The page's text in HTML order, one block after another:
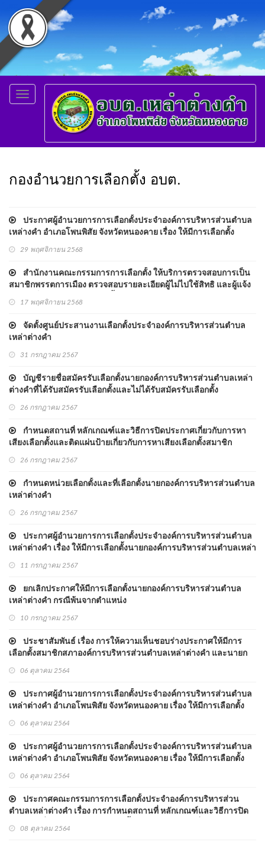
Toggle
navigation
กองอำนวยการเลือกตั้ง อบต.
ประกาศผู้อำนวยการการเลือกตั้งประจำองค์การบริหารส่วนตำบล
เหล่างคำ อำเภอโพนพิสัย จังหวัดหนองคาย เรื่อง ให้มีการเลือกตั้ง
สมาชิกสภาองค์การบริหารส่วนตำบลเหล่าต่างคำ
29 พฤศจิกายน 2568
สำนักงานคณะกรรมการการเลือกตั้ง ให้บริการตรวจสอบการเป็น
สมาชิกพรรตการเมือง ตรวจสอบรายละเอียดผู้ไม่ไปใช้สิทธิ และผู้แจ้ง
เหตุจำเป็นไม่ไปใช้สิทธิเลือกตั้ง
17 พฤศจิกายน 2568
จัดตั้งศูนย์ประสานงานเลือกตั้งประจำองค์การบริหารส่วนตำบล
เหล่าต่างคำ
31 กรกฎาคม 2567
บัญชีรายชื่อสมัครรับเลือกตั้งนายกองค์การบริหารส่วนตำบลเหล่า
ต่างคำที่ได้รับสมัครรับเลือกตั้งและไม่ได้รับสมัครรับเลือกตั้ง
26 กรกฎาคม 2567
กำหนดสถานที่ หลักเกณฑ์และวิธีการปิดประกาศเกี่ยวกับการหา
เสียงเลือกตั้งและติดแผ่นป้ายเกี่ยวกับการหาเสียงเลือกตั้งสมาชิก
26 กรกฎาคม 2567
กำหนดหน่วยเลือกตั้งและที่เลือกตั้งนายกองค์การบริหารส่วนตำบล
เหล่าต่างคำ
26 กรกฎาคม 2567
ประกาศผู้อำนวยการการเลือกตั้งประจำองค์การบริหารส่วนตำบล
เหล่าต่างคำ เรื่อง ให้มีการเลือกตั้งนายกองค์การบริหารส่วนตำบลเหล่า
11 กรกฎาคม 2567
ยกเลิกประกาศให้มีการเลือกตั้งนายกองค์การบริหารส่วนตำบล
เหล่าต่างคำ กรณีพ้นจากตำแหน่ง
10 กรกฎาคม 2567
ประชาสัมพันธ์ เรื่อง การให้ความเห็นชอบร่างประกาศให้มีการ
เลือกตั้งสมาชิกสภาองค์การบริหารส่วนตำบลเหล่าต่างคำ และนายก
06 ตุลาคม 2564
ประกาศผู้อำนวยการการเลือกตั้งประจำองค์การบริหารส่วนตำบล
เหล่าต่างคำ อำเภอโพนพิสัย จังหวัดหนองคาย เรื่อง ให้มีการเลือกตั้ง
06 ตุลาคม 2564
ประกาศผู้อำนวยการการเลือกตั้งประจำองค์การบริหารส่วนตำบล
เหล่าต่างคำ อำเภอโพนพิสัย จังหวัดหนองคาย เรื่อง ให้มีการเลือกตั้ง
06 ตุลาคม 2564
ประกาศคณะกรรมการการเลือกตั้งประจำองค์การบริหารส่วน
ตำบลเหล่าต่างคำ เรื่อง การกำหนดสถานที่ หลักเกณฑ์และวิธีการปิด
เสียงเลือกตั้งสมาชิกสภาองค์การบริหารส่วนตำบล และนายกองค์การ
08 ตุลาคม 2564